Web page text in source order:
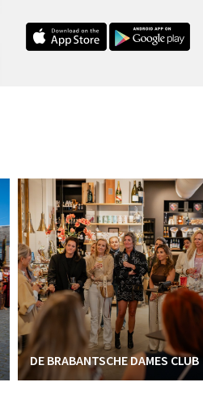
DE BRABANTSCHE DAMES CLUB